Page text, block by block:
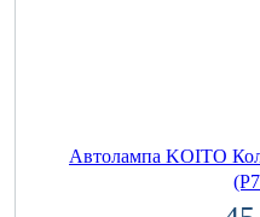
Автолампа KOITO